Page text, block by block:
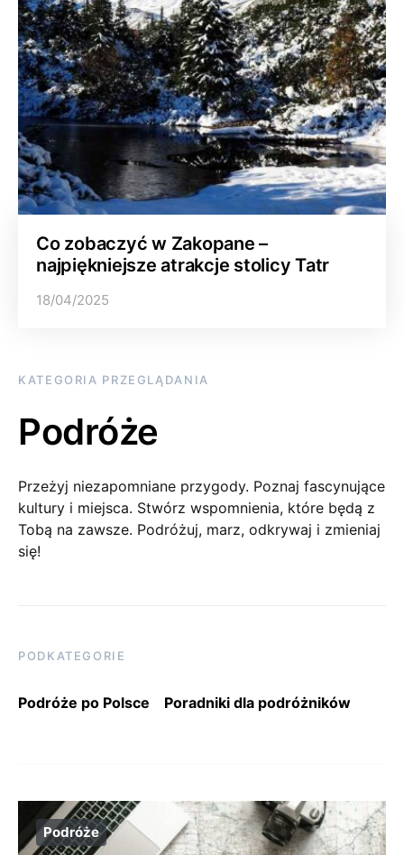
Co zobaczyć w Zakopane –
najpiękniejsze atrakcje stolicy Tatr
18/04/2025
KATEGORIA PRZEGLĄDANIA
Podróże
Przeżyj niezapomniane przygody. Poznaj fascynujące
kultury i miejsca. Stwórz wspomnienia, które będą z
Tobą na zawsze. Podróżuj, marz, odkrywaj i zmieniaj
się!
PODKATEGORIE
Podróże po Polsce Poradniki dla podróżników
Podróże